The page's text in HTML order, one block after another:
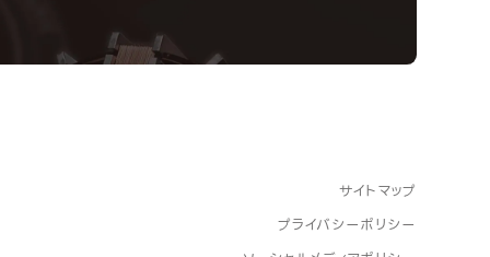
サイトマップ
プライバシーポリシー